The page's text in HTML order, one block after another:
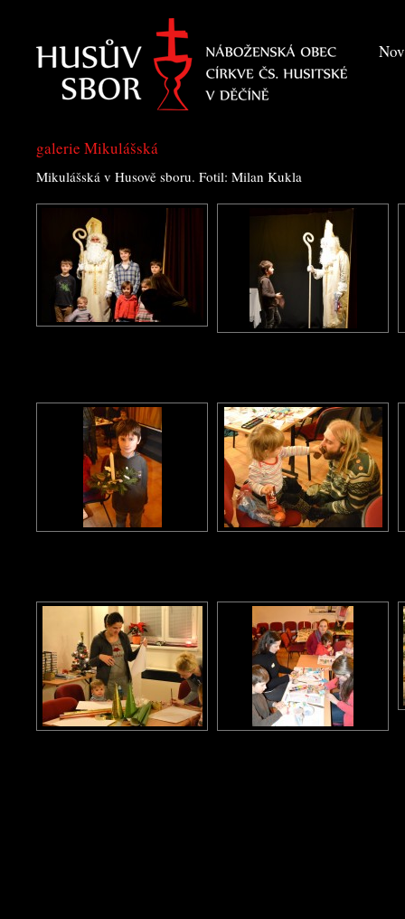
galerie Mikulášská
Mikulášská v Husově sboru. Fotil: Milan Kukla